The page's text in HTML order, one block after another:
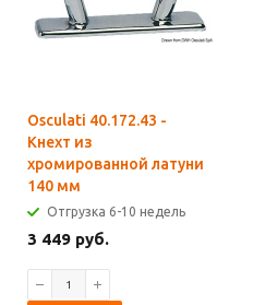
Osculati 40.172.43 -
Кнехт из
хромированной латуни
140 мм
Отгрузка 6-10 недель
3 449 руб.